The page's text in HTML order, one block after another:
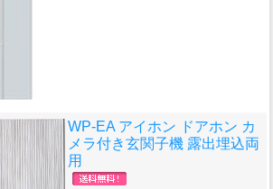
WP-EA アイホン ドアホン カ
メラ付き玄関子機 露出埋込両
用